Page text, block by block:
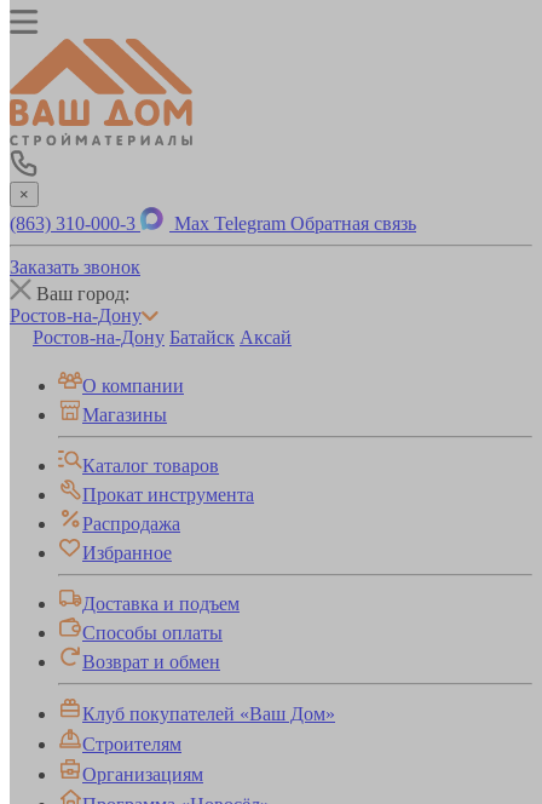
×
(863) 310-000-3 Max Telegram Обратная связь
Заказать звонок
Ваш город:
Ростов-на-Дону
Ростов-на-Дону Батайск Аксай
О компании
Магазины
Каталог товаров
Прокат инструмента
Распродажа
Избранное
Доставка и подъем
Способы оплаты
Возврат и обмен
Клуб покупателей «Ваш Дом»
Строителям
Организациям